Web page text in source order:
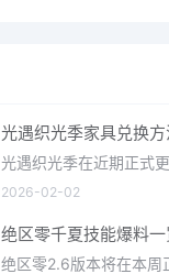
光遇织光季家具兑换
2026-02-02
绝区零千夏技能爆料一